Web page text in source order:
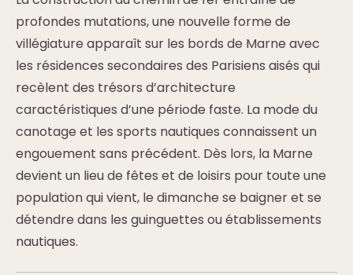
profondes mutations, une nouvelle forme de
villégiature apparaît sur les bords de Marne avec
les résidences secondaires des Parisiens aisés qui
recèlent des trésors d’architecture
caractéristiques d’une période faste. La mode du
canotage et les sports nautiques connaissent un
engouement sans précédent. Dès lors, la Marne
devient un lieu de fêtes et de loisirs pour toute une
population qui vient, le dimanche se baigner et se
détendre dans les guinguettes ou établissements
nautiques.